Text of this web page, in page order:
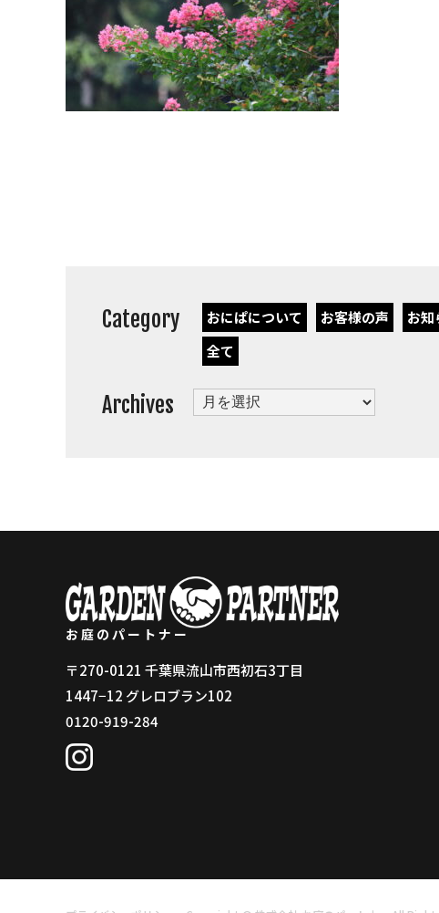
Category おにぱについて お客様の声 お知
全て
Archives Archives
お庭のパートナー
〒270-0121 千葉県流山市西初石3丁目
1447−12 グレロブラン102
0120-919-284